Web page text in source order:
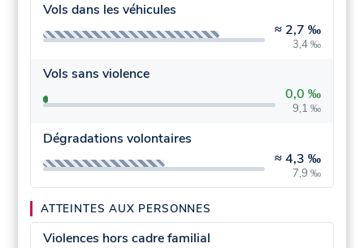
Vols dans les véhicules
≈ 2,7 ‰
3,4 ‰
Vols sans violence
0,0 ‰
9,1 ‰
Dégradations volontaires
≈4,3 ‰
7,9 ‰
ATTEINTES AUX PERSONNES
Violences hors cadre familial